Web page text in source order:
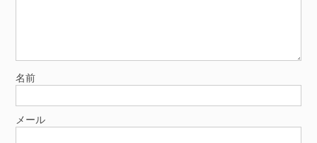
名前
メール